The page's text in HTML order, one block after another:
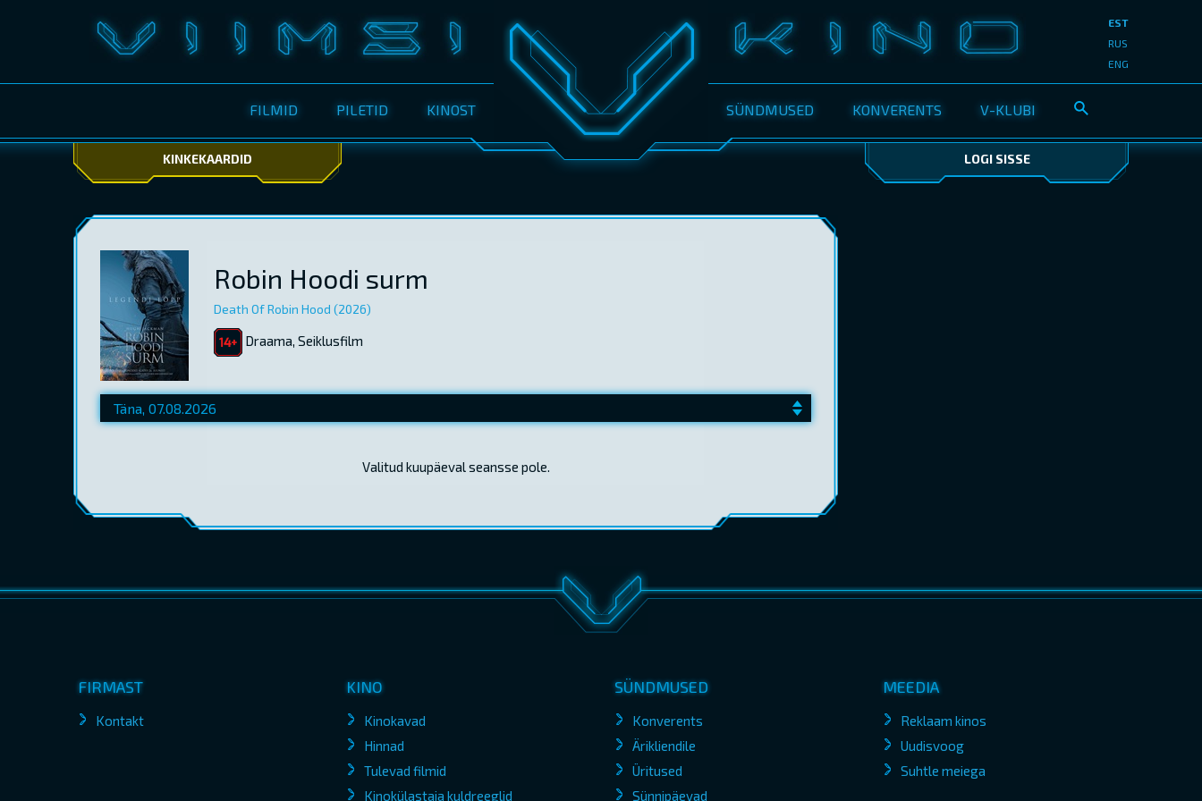
FILMID PILETID KINOST SÜNDMUSED KONVERENTS V-KLUBI
EST
RUS
ENG
KINKEKAARDID LOGI SISSE
Robin Hoodi surm
Death Of Robin Hood (2026)
Draama, Seiklusfilm
Valitud kuupäeval seansse pole.
FIRMAST
Kontakt
KINO
Kinokavad
Hinnad
Tulevad filmid
Kinokülastaja kuldreeglid
SÜNDMUSED
Konverents
Ärikliendile
Üritused
Sünnipäevad
MEEDIA
Reklaam kinos
Uudisvoog
Suhtle meiega